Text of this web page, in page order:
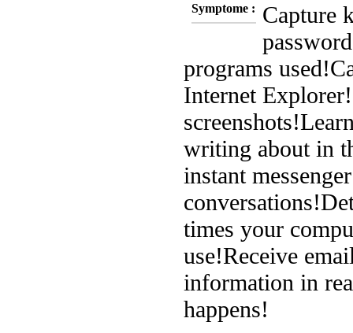
Symptome :
Capture
programs used!
Internet Explorer!
screenshots!
writing about in
instant messenger
conversations!
times your
use!Receive
information in
happens!